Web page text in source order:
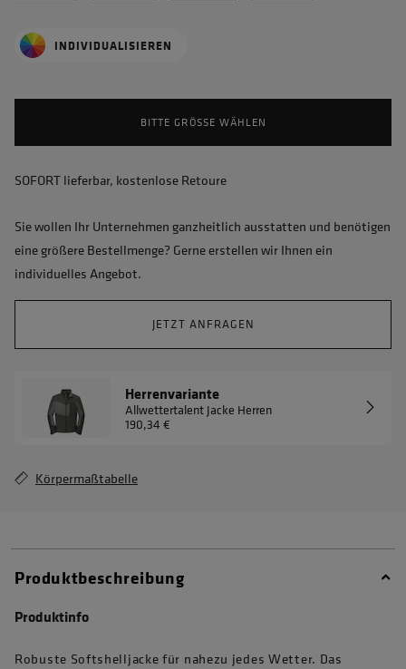
INDIVIDUALISIEREN
BITTE GRÖSSE WÄHLEN
SOFORT lieferbar, kostenlose Retoure
Sie wollen Ihr Unternehmen ganzheitlich ausstatten und benötigen
eine größere Bestellmenge? Gerne erstellen wir Ihnen ein
individuelles Angebot.
JETZT ANFRAGEN
Herrenvariante
Allwettertalent Jacke Herren
190,34 €
Körpermaßtabelle
Produktbeschreibung
Produktinfo
Robuste Softshelljacke für nahezu jedes Wetter. Das